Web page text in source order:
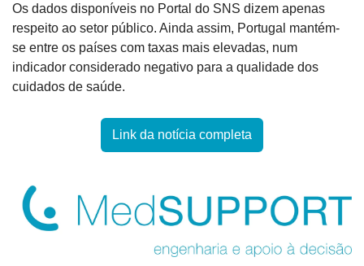
Os dados disponíveis no Portal do SNS dizem apenas
respeito ao setor público. Ainda assim, Portugal mantém-
se entre os países com taxas mais elevadas, num
indicador considerado negativo para a qualidade dos
cuidados de saúde.
Link da notícia completa